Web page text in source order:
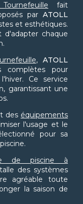
fait
par ATOLL
et esthétiques.
d'adapter chaque
,ATOLL
complètes pour
Ce service
garantissant une
des équipements
l'usage et le
pour sa
de piscine à
des systèmes
agréable toute
la saison de